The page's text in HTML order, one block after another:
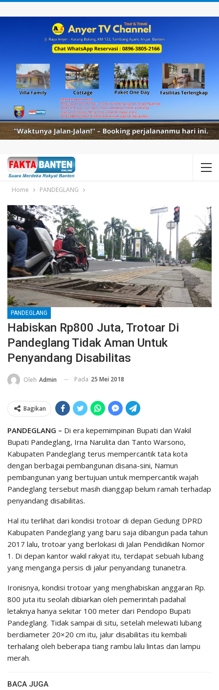
Home PANDEGLANG
PANDEGLANG
Habiskan Rp800 Juta, Trotoar Di
Pandeglang Tidak Aman Untuk
Penyandang Disabilitas
Oleh Admin Pada 25 Mei 2018
Bagikan
PANDEGLANG – Di era kepemimpinan Bupati dan Wakil
Bupati Pandeglang, Irna Narulita dan Tanto Warsono,
Kabupaten Pandeglang terus mempercantik tata kota
dengan berbagai pembangunan disana-sini, Namun
pembangunan yang bertujuan untuk mempercantik wajah
Pandeglang tersebut masih dianggap belum ramah terhadap
penyandang disabilitas.
Hal itu terlihat dari kondisi trotoar di depan Gedung DPRD
Kabupaten Pandeglang yang baru saja dibangun pada tahun
2017 lalu, trotoar yang berlokasi di Jalan Pendidikan Nomor
1. Di depan kantor wakil rakyat itu, terdapat sebuah lubang
yang menganga persis di jalur penyandang tunanetra.
Ironisnya, kondisi trotoar yang menghabiskan anggaran Rp.
800 juta itu seolah dibiarkan oleh pemerintah padahal
letaknya hanya sekitar 100 meter dari Pendopo Bupati
Pandeglang. Tidak sampai di situ, setelah melewati lubang
berdiameter 20×20 cm itu, jalur disabilitas itu kembali
terhalang oleh beberapa tiang rambu lalu lintas dan lampu
merah.
BACA JUGA